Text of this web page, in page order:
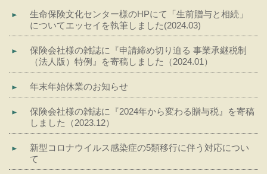
生命保険文化センター様のHPにて「生前贈与と相続」
についてエッセイを執筆しました(2024.03)
保険会社様の雑誌に『申請締め切り迫る 事業承継税制
（法人版）特例』を寄稿しました（2024.01）
年末年始休業のお知らせ
保険会社様の雑誌に『2024年から変わる贈与税』を寄稿
しました（2023.12）
新型コロナウイルス感染症の5類移行に伴う対応につい
て